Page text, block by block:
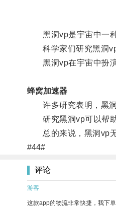
黑洞vp是宇宙中一种
科学家们研究黑洞vp
黑洞vp在宇宙中扮演
蜂窝加速器
许多研究表明，黑洞
研究黑洞vp可以帮助
总的来说，黑洞vp无
#44#
评论
游客
这款app的物流非常快捷，我下